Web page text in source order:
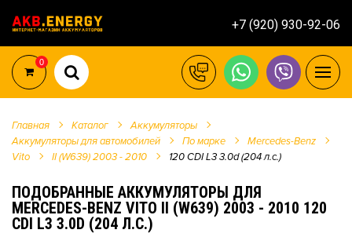
+7 (920) 930-92-06
0
Главная Каталог
Аккумуляторы
Аккумуляторы для автомобилей
По марке
Mercedes-Benz
Vito
II (W639) 2003 - 2010 120 CDI L3 3.0d (204 л.с.)
ПОДОБРАННЫЕ АККУМУЛЯТОРЫ ДЛЯ
MERCEDES-BENZ VITO II (W639) 2003 - 2010 120
CDI L3 3.0D (204 Л.С.)